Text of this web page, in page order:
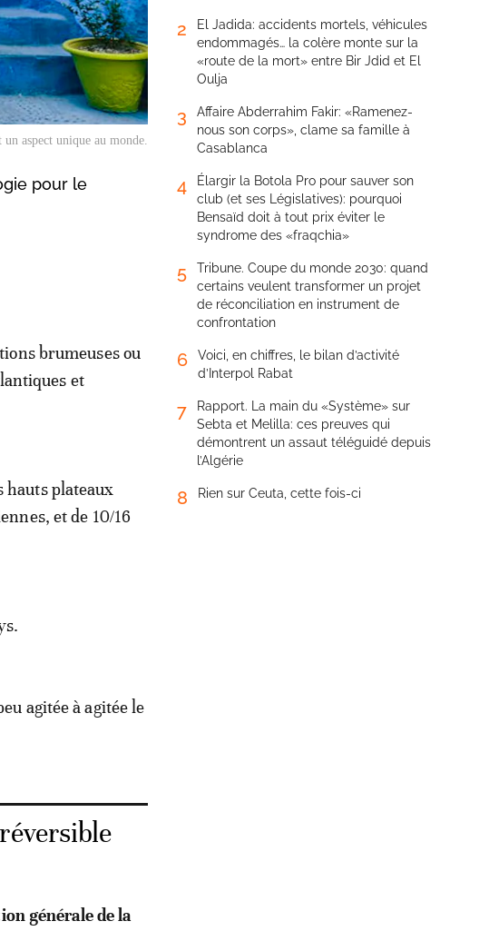
aspect unique au monde.
pour le
brumeuses ou
et
hauts plateaux
et de 10/16
agitée à agitée le
générale de la
2
El Jadida: accidents mortels, véhicules
endommagés… la colère monte sur la
«route de la mort» entre Bir Jdid et El
Oulja
3
Affaire Abderrahim Fakir: «Ramenez-
nous son corps», clame sa famille à
Casablanca
4
Élargir la Botola Pro pour sauver son
club (et ses Législatives): pourquoi
Bensaïd doit à tout prix éviter le
syndrome des «fraqchia»
5
Tribune. Coupe du monde 2030: quand
certains veulent transformer un projet
de réconciliation en instrument de
confrontation
6
Voici, en chiffres, le bilan d’activité
d’Interpol Rabat
7
Rapport. La main du «Système» sur
Sebta et Melilla: ces preuves qui
démontrent un assaut téléguidé depuis
l’Algérie
8 Rien sur Ceuta, cette fois-ci